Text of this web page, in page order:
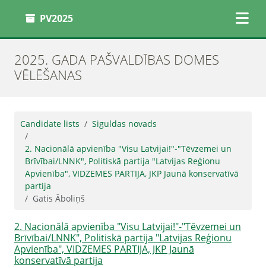
PV2025
2025. GADA PAŠVALDĪBAS DOMES
VĒLĒŠANAS
Candidate lists Siguldas novads
2. Nacionālā apvienība "Visu Latvijai!"-"Tēvzemei un
Brīvībai/LNNK", Politiskā partija "Latvijas Reģionu
Apvienība", VIDZEMES PARTIJA, JKP Jaunā konservatīvā
partija
Gatis Āboliņš
2. Nacionālā apvienība "Visu Latvijai!"-"Tēvzemei un
Brīvībai/LNNK", Politiskā partija "Latvijas Reģionu
Apvienība", VIDZEMES PARTIJA, JKP Jaunā
konservatīvā partija